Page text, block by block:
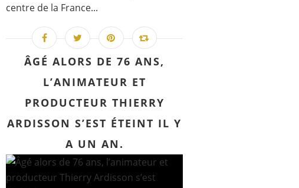
centre de la France...
ÂGÉ ALORS DE 76 ANS,
L’ANIMATEUR ET
PRODUCTEUR THIERRY
ARDISSON S’EST ÉTEINT IL Y
A UN AN.